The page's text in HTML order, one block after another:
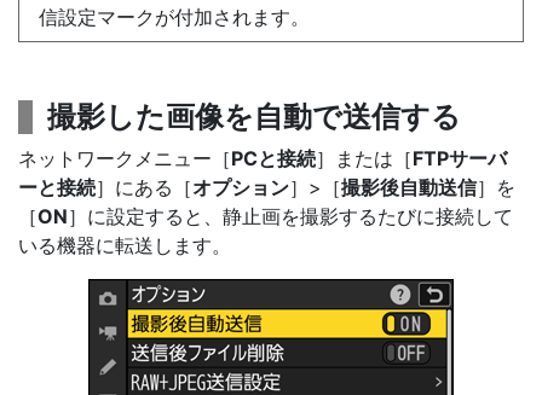
信設定マークが付加されます。
撮影した画像を自動で送信する
ネットワークメニュー［PCと接続］または［FTPサーバ
ーと接続］にある［オプション］>［撮影後自動送信］を
［ON］に設定すると、静止画を撮影するたびに接続して
いる機器に転送します。